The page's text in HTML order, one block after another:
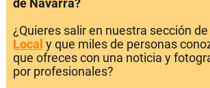
de Navarra?
¿Quieres salir en nuestra sección de
Local y que miles de personas
que ofreces con una noticia y
por profesionales?